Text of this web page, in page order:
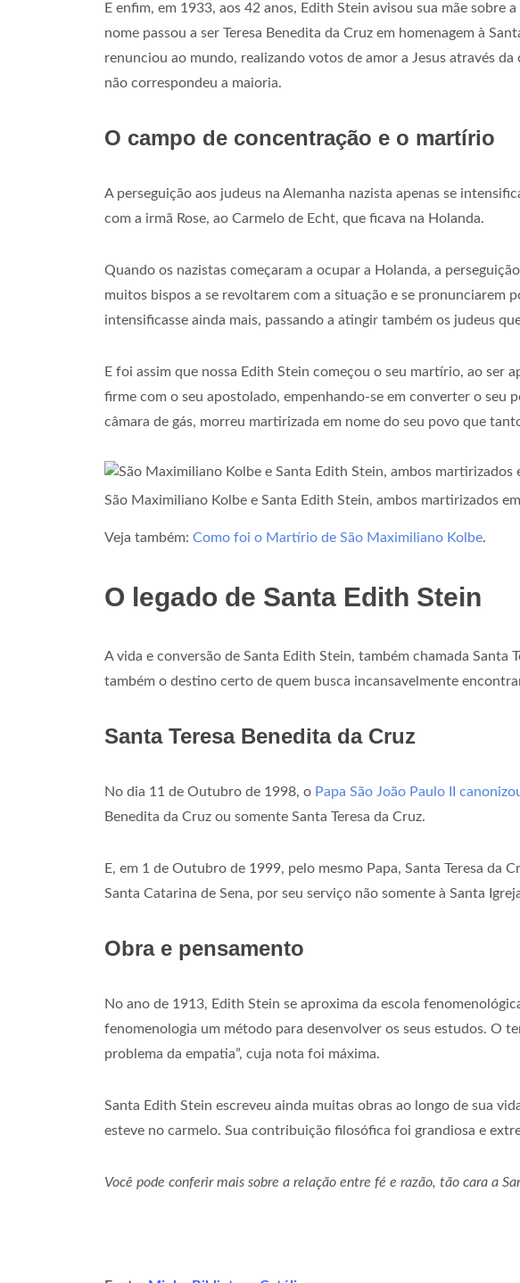
E enfim, em 1933, aos 42 anos, Edith Stein avisou sua mãe sobre
nome passou a ser Teresa Benedita da Cruz em homenagem à
renunciou ao mundo, realizando votos de amor a Jesus através
não correspondeu a maioria.
O campo de concentração e o martírio
A perseguição aos judeus na Alemanha nazista apenas se
com a irmã Rose, ao Carmelo de Echt, que ficava na Holanda.
Quando os nazistas começaram a ocupar a Holanda, a
muitos bispos a se revoltarem com a situação e se pronunciarem
intensificasse ainda mais, passando a atingir também os judeus
E foi assim que nossa Edith Stein começou o seu martírio, ao
firme com o seu apostolado, empenhando-se em converter o seu
câmara de gás, morreu martirizada em nome do seu povo que
São Maximiliano Kolbe e Santa Edith Stein, ambos martirizados
Veja também: Como foi o Martírio de São Maximiliano Kolbe.
O legado de Santa Edith Stein
A vida e conversão de Santa Edith Stein, também chamada
também o destino certo de quem busca incansavelmente
Santa Teresa Benedita da Cruz
No dia 11 de Outubro de 1998, o Papa São João Paulo II
Benedita da Cruz ou somente Santa Teresa da Cruz.
E, em 1 de Outubro de 1999, pelo mesmo Papa, Santa Teresa da
Santa Catarina de Sena, por seu serviço não somente à Santa
Obra e pensamento
No ano de 1913, Edith Stein se aproxima da escola
fenomenologia um método para desenvolver os seus estudos. O
problema da empatia”, cuja nota foi máxima.
Santa Edith Stein escreveu ainda muitas obras ao longo de sua
esteve no carmelo. Sua contribuição filosófica foi grandiosa e
Você pode conferir mais sobre a relação entre fé e razão, tão cara a